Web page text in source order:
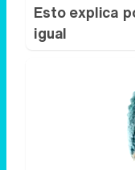
Esto explica
igual